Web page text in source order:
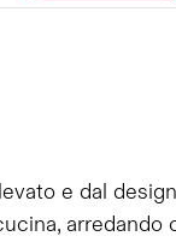
e dal
arredando